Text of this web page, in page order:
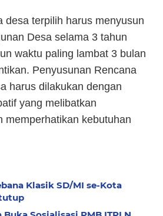
desa terpilih harus menyusun
Desa selama 3 tahun
waktu paling lambat 3 bulan
Penyusunan Rencana
harus dilakukan dengan
yang melibatkan
memperhatikan kebutuhan
Klasik SD/MI se-Kota